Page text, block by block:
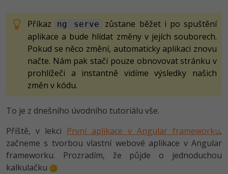
Příkaz ng serve
zůstane běžet i po spuštění
aplikace a bude hlídat změny v jejích souborech.
Pokud se něco změní, automaticky aplikaci znovu
načte. Nám pak stačí pouze obnovovat stránku v
prohlížeči a instantně vidíme výsledky našich
změn v kódu.
To je z dnešního úvodního tutoriálu vše.
Příště, v lekci První aplikace v Angular frameworku,
začneme s tvorbou vlastní webové aplikace v Angular
frameworku. Prozradím, že půjde o jednoduchou
kalkulačku